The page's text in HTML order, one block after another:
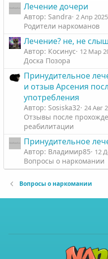
Лечение дочери
Автор: Sandra 2 Апр 2025
Родители наркоманов
Лечение? не, не
Автор: Косинус 12 Мар
Доска Позора
Принудительное
и отзыв Арсения
употребления
Автор: Sosiska32 24 Авг
Отзывы после
реабилитации
Принудительное
Автор: Владимир85 12
Вопросы о наркомании
Вопросы о наркомании